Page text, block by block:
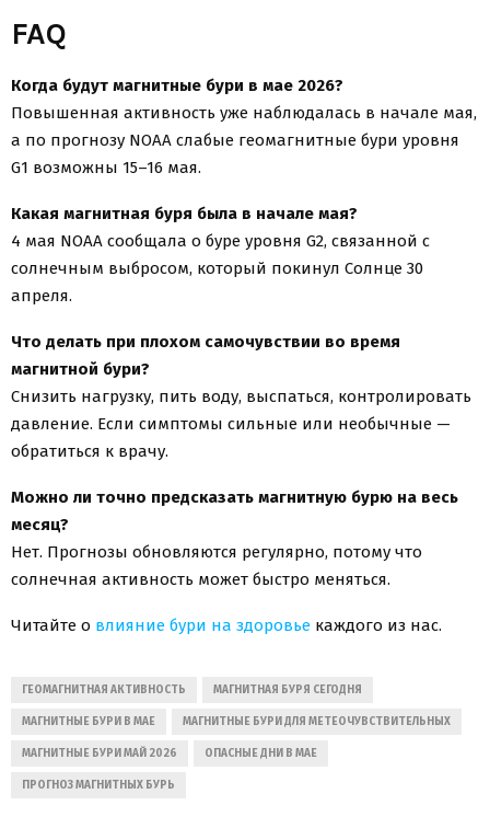
FAQ
Когда будут магнитные бури в мае 2026?
Повышенная активность уже наблюдалась в начале мая,
а по прогнозу NOAA слабые геомагнитные бури уровня
G1 возможны 15–16 мая.
Какая магнитная буря была в начале мая?
4 мая NOAA сообщала о буре уровня G2, связанной с
солнечным выбросом, который покинул Солнце 30
апреля.
Что делать при плохом самочувствии во время
магнитной бури?
Снизить нагрузку, пить воду, выспаться, контролировать
давление. Если симптомы сильные или необычные —
обратиться к врачу.
Можно ли точно предсказать магнитную бурю на весь
месяц?
Нет. Прогнозы обновляются регулярно, потому что
солнечная активность может быстро меняться.
Читайте о влияние бури на здоровье каждого из нас.
ГЕОМАГНИТНАЯ АКТИВНОСТЬ МАГНИТНАЯ БУРЯ СЕГОДНЯ
МАГНИТНЫЕ БУРИ В МАЕ МАГНИТНЫЕ БУРИ ДЛЯ МЕТЕОЧУВСТВИТЕЛЬНЫХ
МАГНИТНЫЕ БУРИ МАЙ 2026 ОПАСНЫЕ ДНИ В МАЕ
ПРОГНОЗ МАГНИТНЫХ БУРЬ